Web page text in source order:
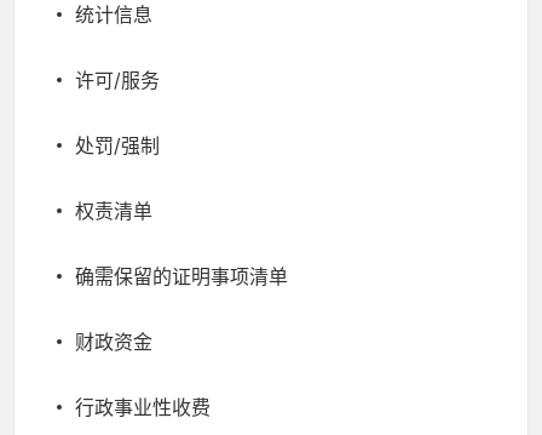
统计信息
许可/服务
处罚/强制
权责清单
确需保留的证明事项清单
财政资金
行政事业性收费